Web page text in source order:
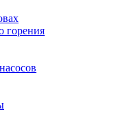
горения